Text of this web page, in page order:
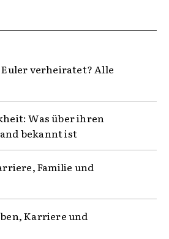
verheiratet? Alle
Was über ihren
bekannt ist
Familie und
Karriere und